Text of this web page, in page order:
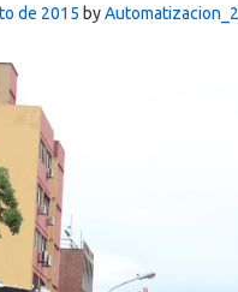
de 2015 by